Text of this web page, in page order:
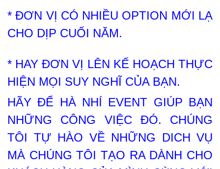
* ĐƠN VỊ CÓ NHIỀU OPTION MỚI LẠ
CHO DỊP CUỐI NĂM.
* HAY ĐƠN VỊ LÊN KẾ HOẠCH THỰC
HIỆN MỌI SUY NGHĨ CỦA BẠN.
HÃY ĐỂ HÀ NHÍ EVENT GIÚP BẠN
NHỮNG CÔNG VIỆC ĐÓ. CHÚNG
TÔI TỰ HÀO VỀ NHỮNG DICH VỤ
MÀ CHÚNG TÔI TẠO RA DÀNH CHO